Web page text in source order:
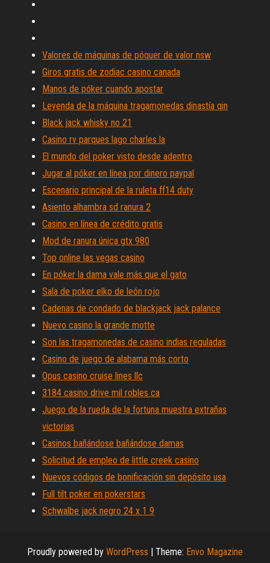
Valores de máquinas de póquer de valor nsw
Giros gratis de zodiac casino canada
Manos de póker cuando apostar
Leyenda de la máquina tragamonedas dinastía qin
Black jack whisky no 21
Casino rv parques lago charles la
El mundo del poker visto desde adentro
Jugar al póker en línea por dinero paypal
Escenario principal de la ruleta ff14 duty
Asiento alhambra sd ranura 2
Casino en línea de crédito gratis
Mod de ranura única gtx 980
Top online las vegas casino
En póker la dama vale más que el gato
Sala de poker elko de león rojo
Cadenas de condado de blackjack jack palance
Nuevo casino la grande motte
Son las tragamonedas de casino indias reguladas
Casino de juego de alabama más corto
Opus casino cruise lines llc
3184 casino drive mil robles ca
Juego de la rueda de la fortuna muestra extrañas
victorias
Casinos bañándose bañándose damas
Solicitud de empleo de little creek casino
Nuevos códigos de bonificación sin depósito usa
Full tilt poker en pokerstars
Schwalbe jack negro 24 x 1 9
Proudly powered by WordPress | Theme: Envo Magazine